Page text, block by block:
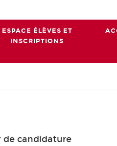
ESPACE ÉLÈVES ET
INSCRIPTIONS
de candidature